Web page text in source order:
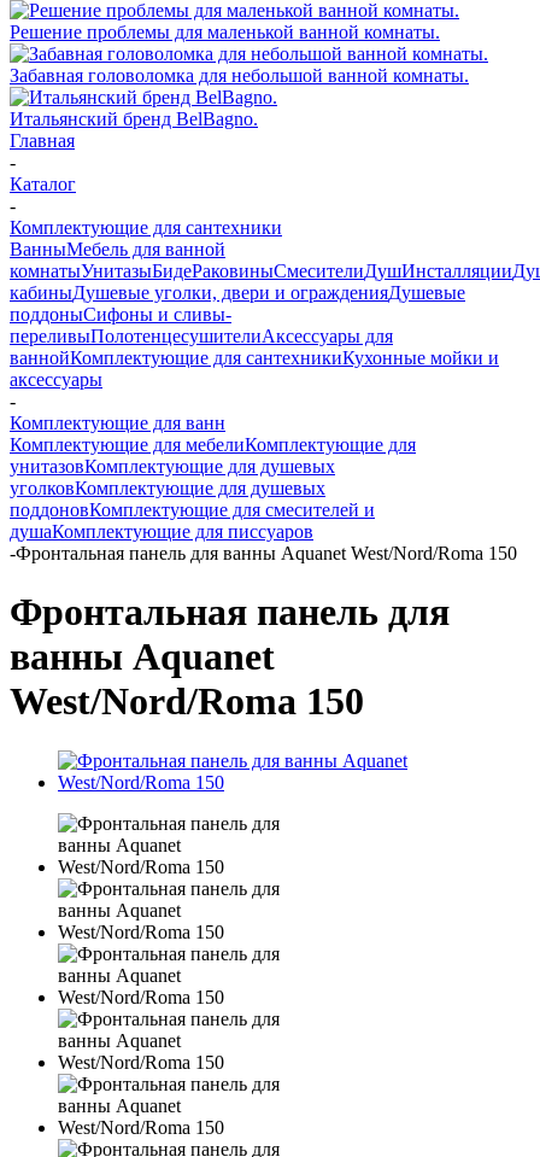
Решение проблемы для маленькой ванной комнаты.
Забавная головоломка для небольшой ванной комнаты.
Итальянский бренд BelBagno.
Главная
-
Каталог
-
Комплектующие для сантехники
ВанныМебель для ванной
комнатыУнитазыБидеРаковиныСмесителиДушИнсталляции
кабиныДушевые уголки, двери и огражденияДушевые
поддоныСифоны и сливы-
переливыПолотенцесушителиАксессуары для
ваннойКомплектующие для сантехникиКухонные мойки и
аксессуары
-
Комплектующие для ванн
Комплектующие для мебелиКомплектующие для
унитазовКомплектующие для душевых
уголковКомплектующие для душевых
поддоновКомплектующие для смесителей и
душаКомплектующие для писсуаров
-Фронтальная панель для ванны Aquanet West/Nord/Roma 150
Фронтальная панель для
ванны Aquanet
West/Nord/Roma 150